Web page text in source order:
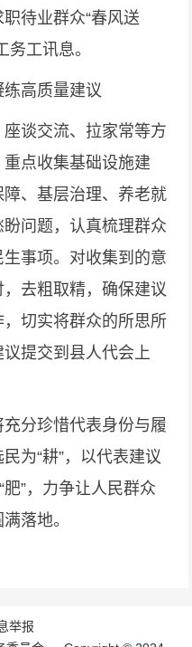
待业群众“春风送
务工讯息。
高质量建议
谈交流、拉家常等方
点收集基础设施建
、基层治理、养老就
问题，认真梳理群众
事项。对收集到的意
去粗取精，确保建议
切实将群众的所思所
提交到县人代会上
分珍惜代表身份与履
为“耕”，以代表建议
肥”，力争让人民群众
落地。
举报